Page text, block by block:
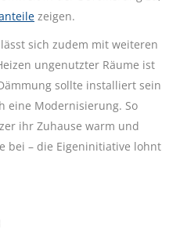
zeigen.
lässt sich zudem mit weiteren
ungenutzter Räume ist
sollte installiert sein
eine Modernisierung. So
ihr Zuhause warm und
bei – die Eigeninitiative lohnt